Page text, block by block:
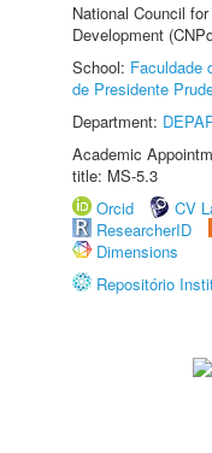
National Council
Development
School: Faculdade
de Presidente
Department:
Academic
title: MS-5.3
Orcid
CV
ResearcherID
Dimensions
Repositório